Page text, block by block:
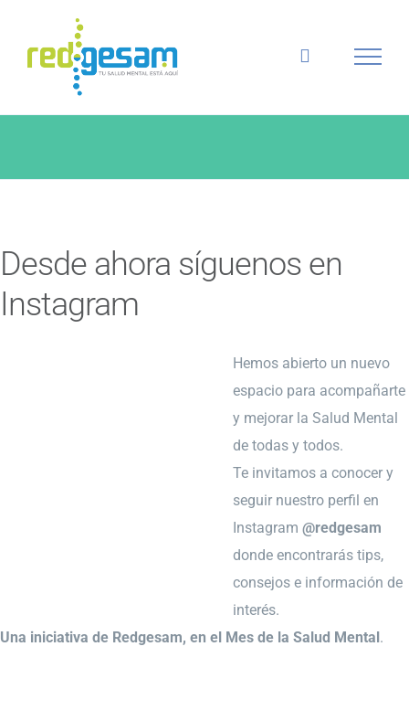
content
Desde ahora síguenos en
Instagram
Hemos abierto un nuevo
espacio para acompañarte
y mejorar la Salud Mental
de todas y todos.
Te invitamos a conocer y
seguir nuestro perfil en
Instagram @redgesam
donde encontrarás tips,
consejos e información de
interés.
Una iniciativa de Redgesam, en el Mes de la Salud Mental.